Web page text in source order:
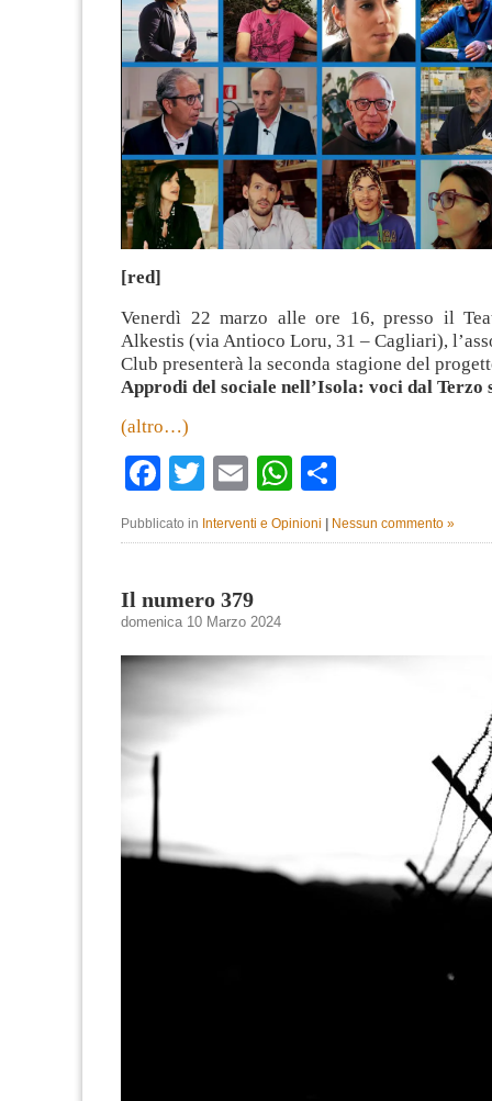
[red]
Venerdì 22 marzo alle ore 16, presso il
Alkestis (via Antioco Loru, 31 – Cagliari),
Club presenterà la seconda stagione del
Approdi del sociale nell’Isola: voci dal Terzo
(altro…)
Facebook
TwitterEmailWhatsApp
Pubblicato in Interventi e Opinioni Nessun commento »
Il numero 379
domenica 10 Marzo 2024